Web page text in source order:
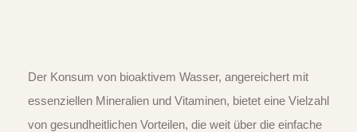
Der Konsum von bioaktivem Wasser, angereichert mit
essenziellen Mineralien und Vitaminen, bietet eine Vielzahl
von gesundheitlichen Vorteilen, die weit über die einfache